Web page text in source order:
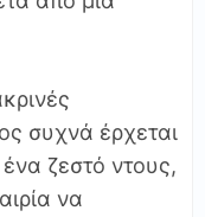
συχνά έρχεται
ζεστό ντους,
να